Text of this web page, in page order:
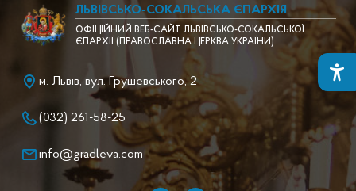
ЛЬВІВСЬКО-СОКАЛЬСЬКА ЄПАРХІЯ
ОФІЦІЙНИЙ ВЕБ-САЙТ ЛЬВІВСЬКО-СОКАЛЬСЬКОЇ
ЄПАРХІЇ (ПРАВОСЛАВНА ЦЕРКВА УКРАЇНИ)
м. Львів, вул. Грушевського, 2
(032) 261-58-25
info@gradleva.com